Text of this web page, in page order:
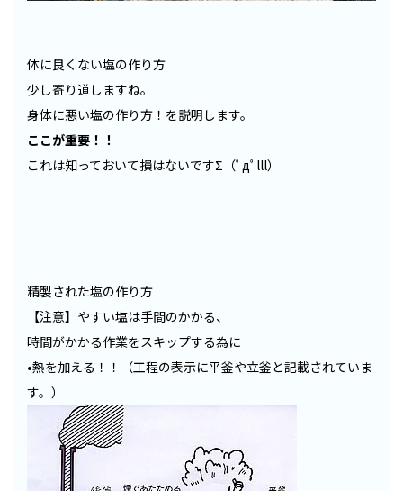
体に良くない塩の作り方
少し寄り道しますね。
身体に悪い塩の作り方！を説明します。
ここが重要！！
これは知っておいて損はないですΣ（ﾟдﾟlll）
精製された塩の作り方
【注意】やすい塩は手間のかかる、
時間がかかる作業をスキップする為に
•熱を加える！！（工程の表示に平釜や立釜と記載されていま
す。）